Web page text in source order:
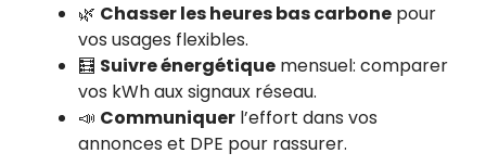
🌿 Chasser les heures bas carbone pour
vos usages flexibles.
🧮 Suivre énergétique mensuel: comparer
vos kWh aux signaux réseau.
📣 Communiquer l’effort dans vos
annonces et DPE pour rassurer.